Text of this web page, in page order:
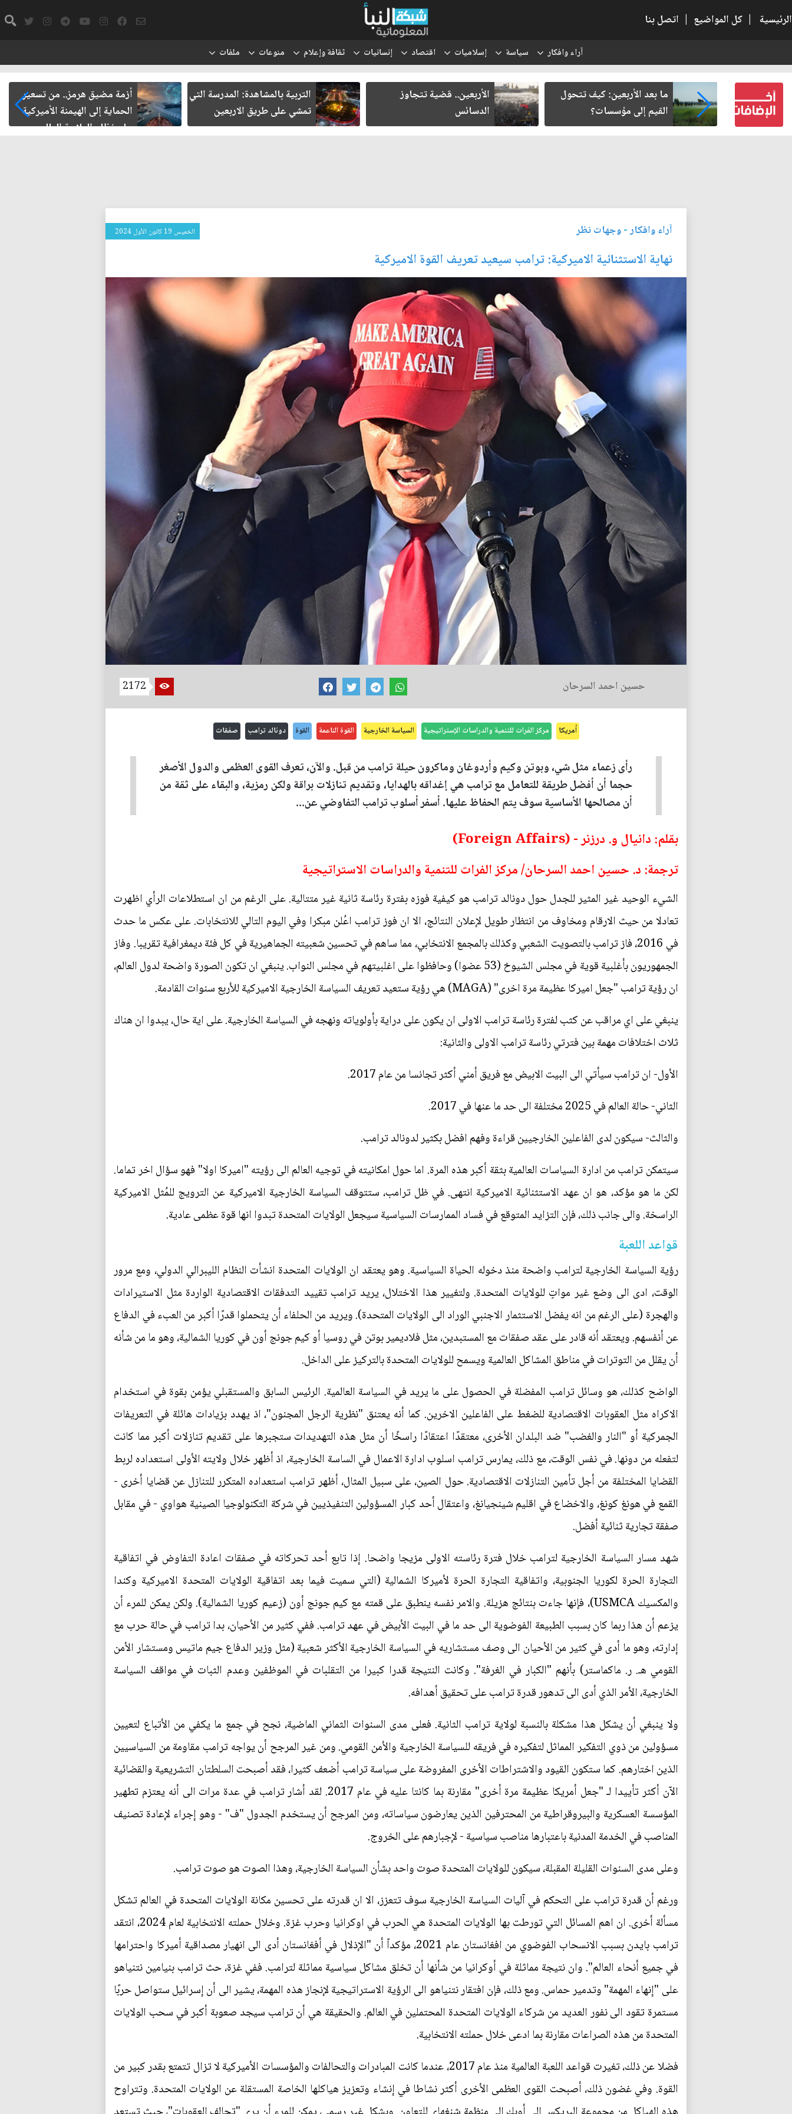
الرئيسية | كل المواضيع | اتصل بنا
آراء وافكار سياسة إسلاميات اقتصاد إنسانيات ثقافة وإعلام منوعات ملفات
من سلطة
وعي النهضة
ما بعد الأربعين: كيف تتحول
القيم إلى مؤسسات؟
الأربعين.. قضية تتجاوز
الدسائس
التربية بالمشاهدة: المدرسة التي
تمشي على طريق الاربعين
أزمة مضيق هرمز.. من تسعير
الحماية إلى الهيمنة الأميركية
على نظام الملاحة العالمي
آراء وافكار-وجهات نظر الخميس 19 كانون الأول 2024
نهاية الاستثنائية الاميركية: ترامب سيعيد تعريف القوة الاميركية
حسين احمد السرحان 2172
أمريكا مركز الفرات للتنمية والدراسات الإستراتيجية السياسة الخارجية القوة الناعمة القوة دونالد ترامب صفقات
رأى زعماء مثل شي، وبوتن وكيم وأردوغان وماكرون حيلة ترامب من قبل. والآن، تعرف القوى العظمى والدول الأصغر
حجما أن أفضل طريقة للتعامل مع ترامب هي إغداقه بالهدايا، وتقديم تنازلات براقة ولكن رمزية، والبقاء على ثقة من
أن مصالحها الأساسية سوف يتم الحفاظ عليها. أسفر أسلوب ترامب التفاوضي عن...
بقلم: دانيال و. درزنر - (Foreign Affairs)
ترجمة: د. حسين احمد السرحان/ مركز الفرات للتنمية والدراسات الاستراتيجية
الشيء الوحيد غير المثير للجدل حول دونالد ترامب هو كيفية فوزه بفترة رئاسة ثانية غير متتالية. على الرغم من ان استطلاعات الرأي اظهرت
تعادلا من حيث الارقام ومخاوف من انتظار طويل لإعلان النتائج، الا ان فوز ترامب اعُلن مبكرا وفي اليوم التالي للانتخابات. على عكس ما حدث
في 2016، فاز ترامب بالتصويت الشعبي وكذلك بالمجمع الانتخابي، مما ساهم في تحسين شعبيته الجماهيرية في كل فئة ديمغرافية تقريبا. وفاز
الجمهوريون بأغلبية قوية في مجلس الشيوخ (53 عضوا) وحافظوا على اغلبيتهم في مجلس النواب. ينبغي ان تكون الصورة واضحة لدول العالم،
ان رؤية ترامب "جعل اميركا عظيمة مرة اخرى" (MAGA) هي رؤية ستعيد تعريف السياسة الخارجية الاميركية للأربع سنوات القادمة.
ينبغي على اي مراقب عن كثب لفترة رئاسة ترامب الاولى ان يكون على دراية بأولوياته ونهجه في السياسة الخارجية. على اية حال، يبدوا ان هناك
ثلاث اختلافات مهمة بين فترتي رئاسة ترامب الاولى والثانية:
الأول- ان ترامب سيأتي الى البيت الابيض مع فريق أمني أكثر تجانسا من عام 2017.
الثاني- حالة العالم في 2025 مختلفة الى حد ما عنها في 2017.
والثالث- سيكون لدى الفاعلين الخارجيين قراءة وفهم افضل بكثير لدونالد ترامب.
سيتمكن ترامب من ادارة السياسات العالمية بثقة أكبر هذه المرة. اما حول امكانيته في توجيه العالم الى رؤيته "اميركا اولا" فهو سؤال اخر تماما.
لكن ما هو مؤكد، هو ان عهد الاستثنائية الاميركية انتهى. في ظل ترامب، ستتوقف السياسة الخارجية الاميركية عن الترويج للمُثل الاميركية
الراسخة. والى جانب ذلك، فإن التزايد المتوقع في فساد الممارسات السياسية سيجعل الولايات المتحدة تبدوا انها قوة عظمى عادية.
قواعد اللعبة
رؤية السياسة الخارجية لترامب واضحة منذ دخوله الحياة السياسية. وهو يعتقد ان الولايات المتحدة انشأت النظام الليبرالي الدولي، ومع مرور
الوقت، ادى الى وضع غير مواتٍ للولايات المتحدة. ولتغيير هذا الاختلال، يريد ترامب تقييد التدفقات الاقتصادية الواردة مثل الاستيرادات
والهجرة (على الرغم من انه يفضل الاستثمار الاجنبي الوراد الى الولايات المتحدة). ويريد من الحلفاء أن يتحملوا قدرًا أكبر من العبء في الدفاع
عن أنفسهم. ويعتقد أنه قادر على عقد صفقات مع المستبدين، مثل فلاديمير بوتن في روسيا أو كيم جونج أون في كوريا الشمالية، وهو ما من شأنه
أن يقلل من التوترات في مناطق المشاكل العالمية ويسمح للولايات المتحدة بالتركيز على الداخل.
الواضح كذلك، هو وسائل ترامب المفضلة في الحصول على ما يريد في السياسة العالمية. الرئيس السابق والمستقبلي يؤمن بقوة في استخدام
الاكراه مثل العقوبات الاقتصادية للضغط على الفاعلين الاخرين. كما أنه يعتنق "نظرية الرجل المجنون"، اذ يهدد بزيادات هائلة في التعريفات
الجمركية أو "النار والغضب" ضد البلدان الأخرى، معتقدًا اعتقادًا راسخًا أن مثل هذه التهديدات ستجبرها على تقديم تنازلات أكبر مما كانت
لتفعله من دونها. في نفس الوقت، مع ذلك، يمارس ترامب اسلوب ادارة الاعمال في الساسة الخارجية، اذ أظهر خلال ولايته الأولى استعداده لربط
القضايا المختلفة من أجل تأمين التنازلات الاقتصادية. حول الصين، على سبيل المثال، أظهر ترامب استعداده المتكرر للتنازل عن قضايا أخرى -
القمع في هونغ كونغ، والاخضاع في اقليم شينجيانغ، واعتقال أحد كبار المسؤولين التنفيذيين في شركة التكنولوجيا الصينية هواوي - في مقابل
صفقة تجارية ثنائية أفضل.
شهد مسار السياسة الخارجية لترامب خلال فترة رئاسته الاولى مزيجا واضحا. إذا تابع أحد تحركاته في صفقات اعادة التفاوض في اتفاقية
التجارة الحرة لكوريا الجنوبية، واتفاقية التجارة الحرة لأميركا الشمالية (التي سميت فيما بعد اتفاقية الولايات المتحدة الاميركية وكندا
والمكسيك USMCA)، فإنها جاءت بنتائج هزيلة. والامر نفسه ينطبق على قمته مع كيم جونج أون (زعيم كوريا الشمالية). ولكن يمكن للمرء أن
يزعم أن هذا ربما كان بسبب الطبيعة الفوضوية الى حد ما في البيت الأبيض في عهد ترامب. ففي كثير من الأحيان، بدا ترامب في حالة حرب مع
إدارته، وهو ما أدى في كثير من الأحيان الى وصف مستشاريه في السياسة الخارجية الأكثر شعبية (مثل وزير الدفاع جيم ماتيس ومستشار الأمن
القومي هـ. ر. ماكماستر) بأنهم "الكبار في الغرفة". وكانت النتيجة قدرا كبيرا من التقلبات في الموظفين وعدم الثبات في مواقف السياسة
الخارجية، الأمر الذي أدى الى تدهور قدرة ترامب على تحقيق أهدافه.
ولا ينبغي أن يشكل هذا مشكلة بالنسبة لولاية ترامب الثانية. فعلى مدى السنوات الثماني الماضية، نجح في جمع ما يكفي من الأتباع لتعيين
مسؤولين من ذوي التفكير المماثل لتفكيره في فريقه للسياسة الخارجية والأمن القومي. ومن غير المرجح أن يواجه ترامب مقاومة من السياسيين
الذين اختارهم. كما ستكون القيود والاشتراطات الأخرى المفروضة على سياسة ترامب أضعف كثيرا، فقد أصبحت السلطتان التشريعية والقضائية
الآن أكثر تأييدا لـ "جعل أمريكا عظيمة مرة أخرى" مقارنة بما كانتا عليه في عام 2017. لقد أشار ترامب في عدة مرات الى أنه يعتزم تطهير
المؤسسة العسكرية والبيروقراطية من المحترفين الذين يعارضون سياساته، ومن المرجح أن يستخدم الجدول "ف" - وهو إجراء لإعادة تصنيف
المناصب في الخدمة المدنية باعتبارها مناصب سياسية - لإجبارهم على الخروج.
وعلى مدى السنوات القليلة المقبلة، سيكون للولايات المتحدة صوت واحد بشأن السياسة الخارجية، وهذا الصوت هو صوت ترامب.
ورغم أن قدرة ترامب على التحكم في آليات السياسة الخارجية سوف تتعزز، الا ان قدرته على تحسين مكانة الولايات المتحدة في العالم تشكل
مسألة أخرى. ان اهم المسائل التي تورطت بها الولايات المتحدة هي الحرب في اوكرانيا وحرب غزة. وخلال حملته الانتخابية لعام 2024، انتقد
ترامب بايدن بسبب الانسحاب الفوضوي من افغانستان عام 2021، مؤكداً أن "الإذلال في أفغانستان أدى الى انهيار مصداقية أميركا واحترامها
في جميع أنحاء العالم". وان نتيجة مماثلة في أوكرانيا من شأنها أن تخلق مشاكل سياسية مماثلة لترامب. ففي غزة، حث ترامب بنيامين نتنياهو
على "إنهاء المهمة" وتدمير حماس. ومع ذلك، فإن افتقار نتنياهو الى الرؤية الاستراتيجية لإنجاز هذه المهمة، يشير الى أن إسرائيل ستواصل حربًا
مستمرة تقود الى نفور العديد من شركاء الولايات المتحدة المحتملين في العالم. والحقيقة هي أن ترامب سيجد صعوبة أكبر في سحب الولايات
المتحدة من هذه الصراعات مقارنة بما ادعى خلال حملته الانتخابية.
فضلا عن ذلك، تغيرت قواعد اللعبة العالمية منذ عام 2017، عندما كانت المبادرات والتحالفات والمؤسسات الأميركية لا تزال تتمتع بقدر كبير من
القوة. وفي غضون ذلك، أصبحت القوى العظمى الأخرى أكثر نشاطا في إنشاء وتعزيز هياكلها الخاصة المستقلة عن الولايات المتحدة. وتتراوح